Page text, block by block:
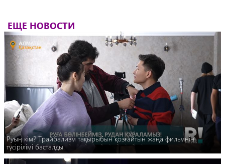
ЕЩЕ НОВОСТИ
Руың кім? Трайбализм тақырыбын қозғайтын жаңа фильмнің
түсірілімі басталды.